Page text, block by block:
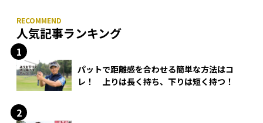
人気記事ランキング
パットで距離感を合わせる簡単な方法はコ
レ！ 上りは長く持ち、下りは短く持つ！